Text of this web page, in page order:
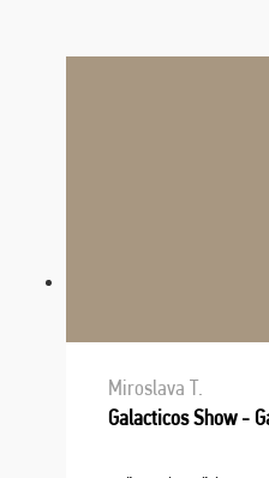
Miroslava T.
Galacticos Show -